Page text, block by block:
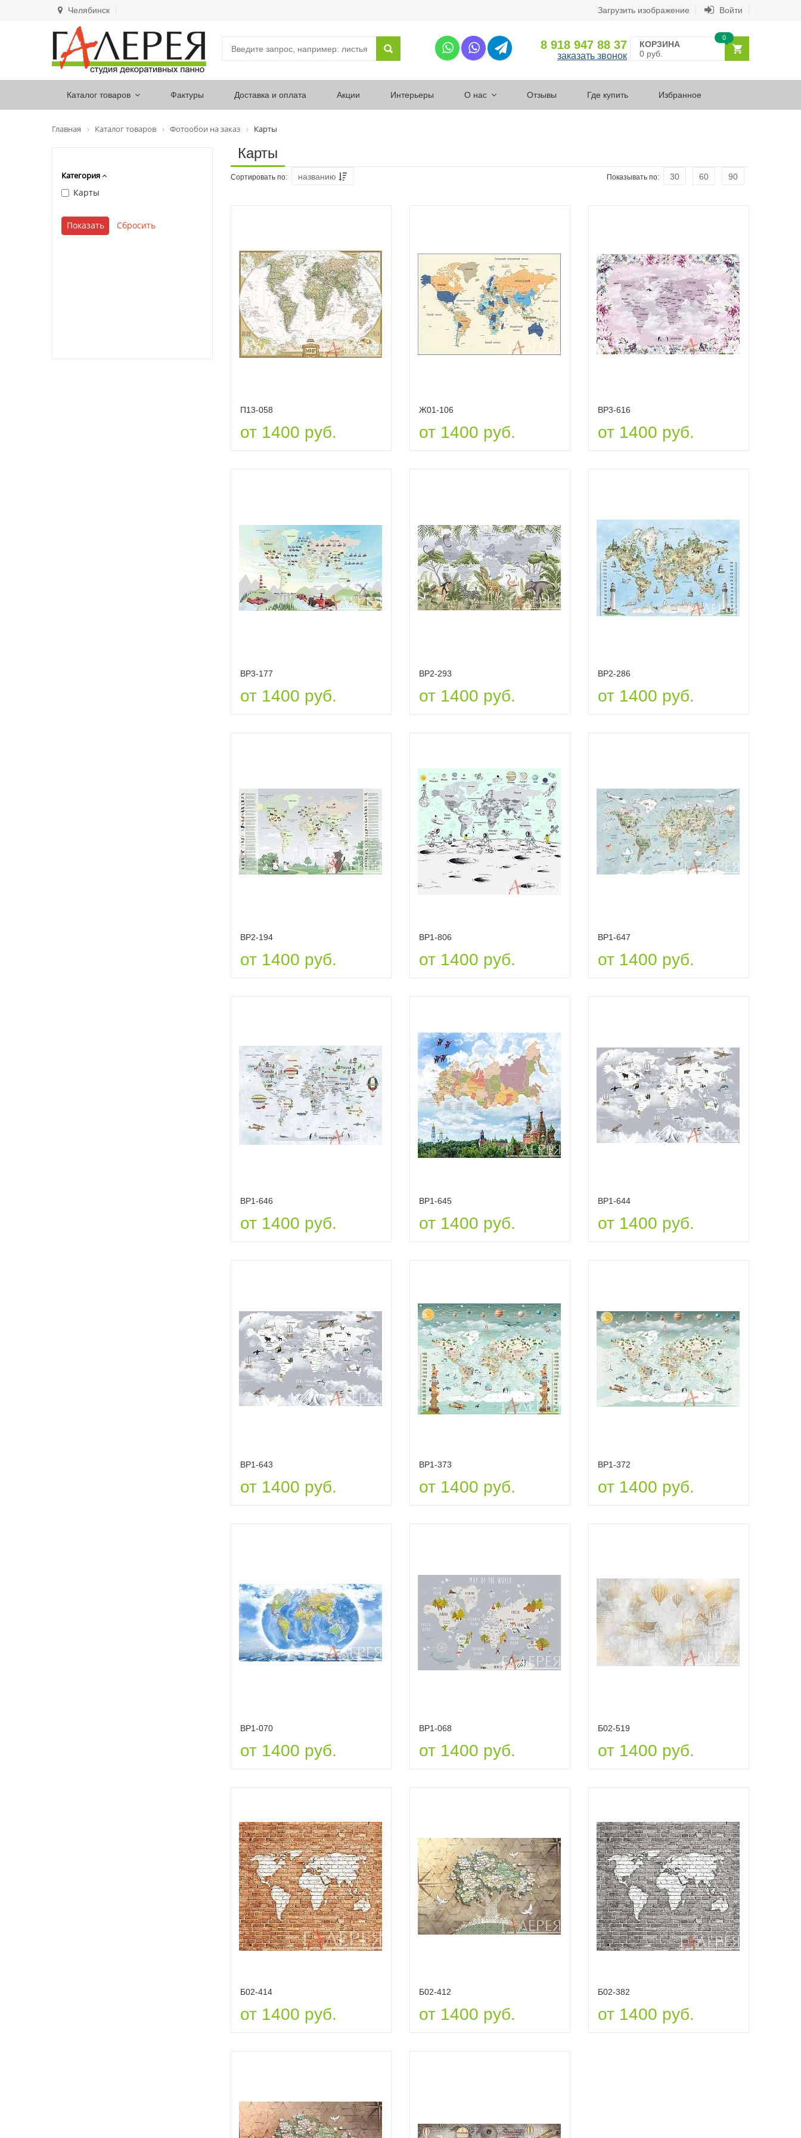
Челябинск Загрузить изображение Войти
8 918 947 88 37
заказать звонок
КОРЗИНА
0 руб.
0
Каталог товаров Фактуры Доставка и оплата Акции Интерьеры О нас Отзывы Где купить Избранное
Главная Каталог товаров Фотообои на заказ Карты
Категория
Карты
Карты
Показывать по: 30 60 90
Сортировать по: названию
П13-058
от 1400 руб.
Ж01-106
от 1400 руб.
ВР3-616
от 1400 руб.
ВР3-177
от 1400 руб.
ВР2-293
от 1400 руб.
ВР2-286
от 1400 руб.
ВР2-194
от 1400 руб.
ВР1-806
от 1400 руб.
ВР1-647
от 1400 руб.
ВР1-646
от 1400 руб.
ВР1-645
от 1400 руб.
ВР1-644
от 1400 руб.
ВР1-643
от 1400 руб.
ВР1-373
от 1400 руб.
ВР1-372
от 1400 руб.
ВР1-070
от 1400 руб.
ВР1-068
от 1400 руб.
Б02-519
от 1400 руб.
Б02-414
от 1400 руб.
Б02-412
от 1400 руб.
Б02-382
от 1400 руб.